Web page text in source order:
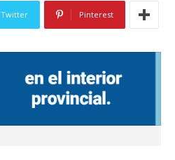
Twitter Pinterest